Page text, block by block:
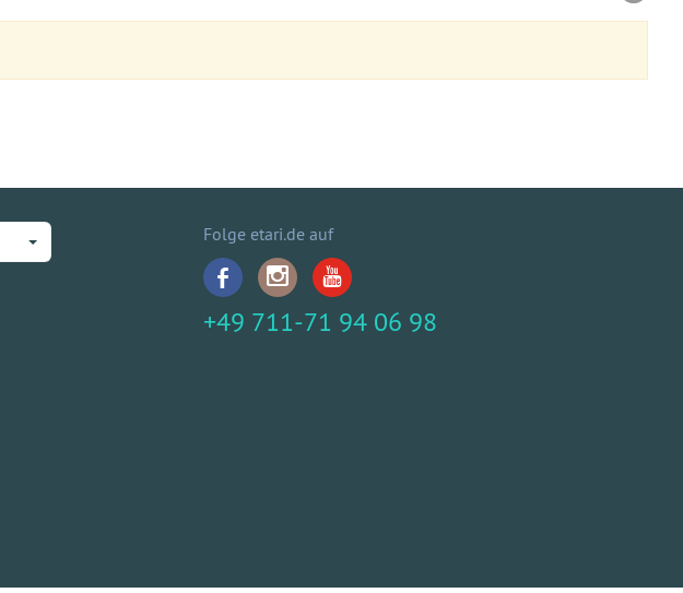
Folge etari.de auf
+49 711-71 94 06 98